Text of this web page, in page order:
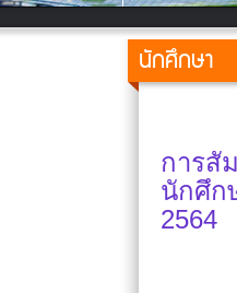
นักศึกษา
การสั
นักศึก
2564